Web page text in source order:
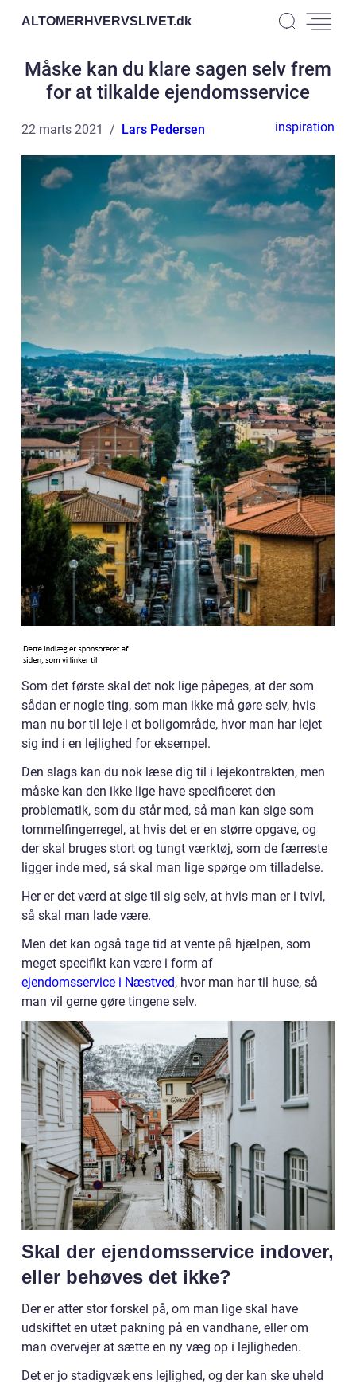
ALTOMERHVERVSLIVET.dk
Måske kan du klare sagen selv frem
for at tilkalde ejendomsservice
22 marts 2021 Lars Pedersen inspiration
Som det første skal det nok lige påpeges, at der som
sådan er nogle ting, som man ikke må gøre selv, hvis
man nu bor til leje i et boligområde, hvor man har lejet
sig ind i en lejlighed for eksempel.
Den slags kan du nok læse dig til i lejekontrakten, men
måske kan den ikke lige have specificeret den
problematik, som du står med, så man kan sige som
tommelfingerregel, at hvis det er en større opgave, og
der skal bruges stort og tungt værktøj, som de færreste
ligger inde med, så skal man lige spørge om tilladelse.
Her er det værd at sige til sig selv, at hvis man er i tvivl,
så skal man lade være.
Men det kan også tage tid at vente på hjælpen, som
meget specifikt kan være i form af
ejendomsservice i Næstved, hvor man har til huse, så
man vil gerne gøre tingene selv.
Skal der ejendomsservice indover,
eller behøves det ikke?
Der er atter stor forskel på, om man lige skal have
udskiftet en utæt pakning på en vandhane, eller om
man overvejer at sætte en ny væg op i lejligheden.
Det er jo stadigvæk ens lejlighed, og der kan ske uheld